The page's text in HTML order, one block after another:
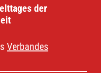
der
Verbandes